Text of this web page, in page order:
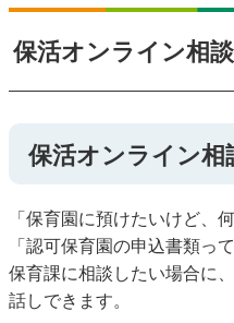
保活オンライン相談
保活オンライン
「保育園に預けたいけど、
「認可保育園の申込書類っ
保育課に相談したい場合に
話しできます。